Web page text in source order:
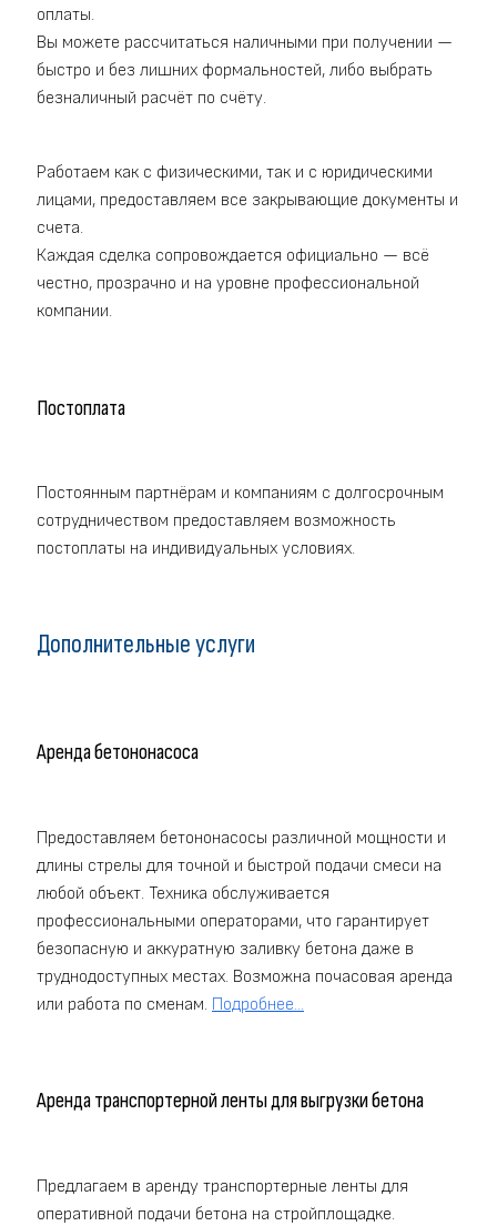
оплаты.
Вы можете рассчитаться наличными при получении —
быстро и без лишних формальностей, либо выбрать
безналичный расчёт по счёту.
Работаем как с физическими, так и с юридическими
лицами, предоставляем все закрывающие документы и
счета.
Каждая сделка сопровождается официально — всё
честно, прозрачно и на уровне профессиональной
компании.
Постоплата
Постоянным партнёрам и компаниям с долгосрочным
сотрудничеством предоставляем возможность
постоплаты на индивидуальных условиях.
Дополнительные услуги
Аренда бетононасоса
Предоставляем бетононасосы различной мощности и
длины стрелы для точной и быстрой подачи смеси на
любой объект. Техника обслуживается
профессиональными операторами, что гарантирует
безопасную и аккуратную заливку бетона даже в
труднодоступных местах. Возможна почасовая аренда
или работа по сменам. Подробнее...
Аренда транспортерной ленты для выгрузки бетона
Предлагаем в аренду транспортерные ленты для
оперативной подачи бетона на стройплощадке.